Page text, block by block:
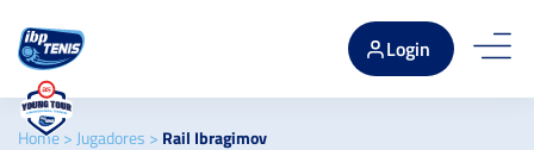
Login
Home> Jugadores > Rail Ibragimov